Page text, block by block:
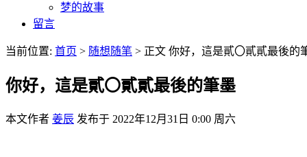
梦的故事
留言
当前位置: 首页 > 随想随笔 > 正文 你好，這是貳〇貳貳最後的
你好，這是貳〇貳貳最後的筆墨
本文作者 姜辰 发布于 2022年12月31日 0:00 周六